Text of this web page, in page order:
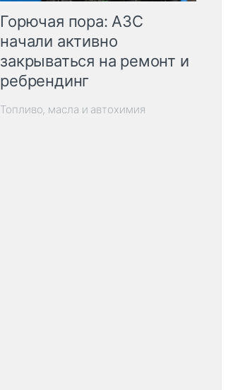
Горючая пора: АЗС
начали активно
закрываться на ремонт и
ребрендинг
Топливо, масла и автохимия